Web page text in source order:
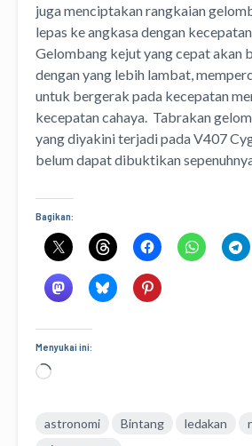
juga menciptakan rangkaian
lepas ke angkasa dengan
Gelombang kejut yang cepat akan
dengan yang lebih lambat,
untuk bergerak pada kecepatan
kecepatan cahaya. Tabrakan
yang diyakini terjadi pada V407
belum dapat dibuktikan
Bagikan:
Menyukai ini:
Memuat...
astronomi Bintang ledakan